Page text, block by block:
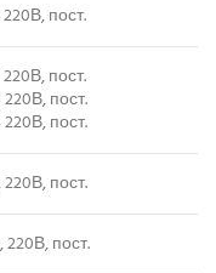
пост.
пост.
пост.
пост.
пост.
пост.